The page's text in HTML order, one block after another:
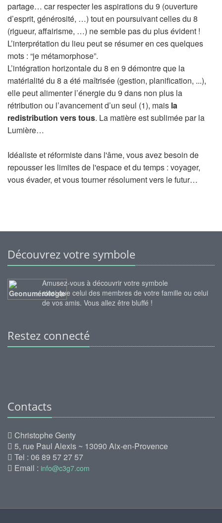
partage… car respecter les aspirations du 9 (ouverture
d’esprit, générosité, …) tout en poursuivant celles du 8
(rigueur, affairisme, …) ne semble pas du plus évident !
L’interprétation du lieu peut se résumer en ces quelques
mots : “je métamorphose”.
L’intégration horizontale du 8 en 9 démontre que la
matérialité du 8 a été maîtrisée (gestion, planification, ...),
elle peut alimenter l’énergie du 9 dans non plus la
rétribution ou l’avancement d’un seul (1), mais la
redistribution vers tous. La matière est sublimée par la
Lumière…
Idéaliste et réformiste dans l'âme, vous avez besoin de
repousser les limites de l'espace et du temps : voyager,
vous évader, et vous tourner résolument vers le futur…
Découvrez votre symbole
Amusez-vous à découvrir votre symbole
ainsi que celui des membres de votre famille ou celui
de vos amis. Vous allez être bluffé !
Restez connecté
Contacts
Christophe Genty
5, rue Paul Alexis ~ 13090 Aix-en-Provence
Tel : 06 89 57 27 57
Email : info@c3g7.com